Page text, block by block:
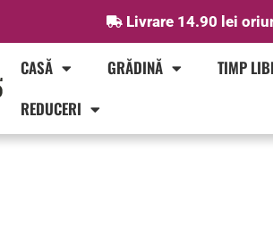
Livrare 14.90 lei
CASĂ GRĂDINĂ TIMP
REDUCERI